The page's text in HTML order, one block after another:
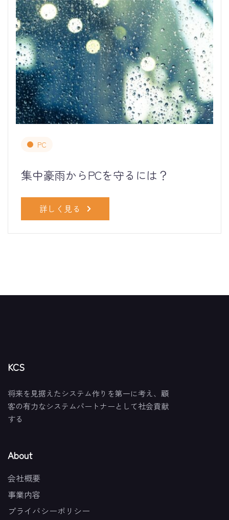
PC
集中豪雨からPCを守るには？
詳しく見る
KCS
将来を見据えたシステム作りを第一に考え、顧
客の有力なシステムパートナーとして社会貢献
する
About
会社概要
事業内容
プライバシーポリシー